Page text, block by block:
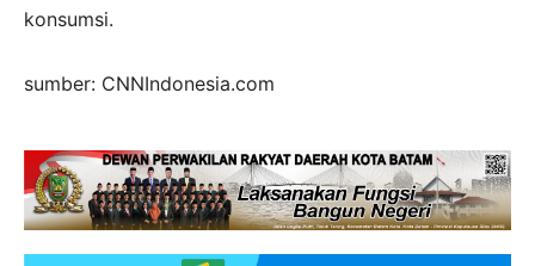
konsumsi.
sumber: CNNIndonesia.com